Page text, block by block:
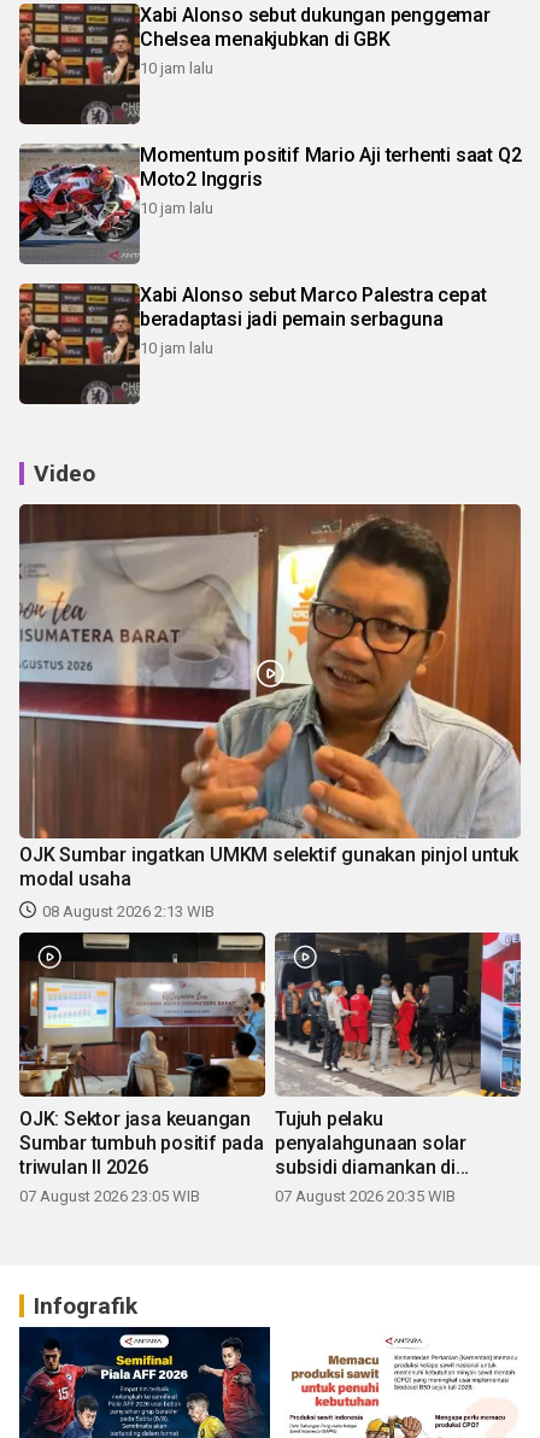
Xabi Alonso sebut dukungan penggemar
Chelsea menakjubkan di GBK
10 jam lalu
Momentum positif Mario Aji terhenti saat Q2
Moto2 Inggris
10 jam lalu
Xabi Alonso sebut Marco Palestra cepat
beradaptasi jadi pemain serbaguna
10 jam lalu
Video
OJK Sumbar ingatkan UMKM selektif gunakan pinjol untuk
modal usaha
08 August 2026 2:13 WIB
OJK: Sektor jasa keuangan
Sumbar tumbuh positif pada
triwulan II 2026
07 August 2026 23:05 WIB
Tujuh pelaku
penyalahgunaan solar
subsidi diamankan di
Sumbar
07 August 2026 20:35 WIB
Infografik